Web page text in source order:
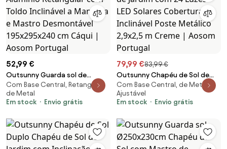
52,99 €
Outsunny Guarda sol de
Alumínio Retangular com Toldo
Inclinável a Manivela e Mastro
Desmontável 195x295x240 cm
Com Base Central, Retangular,
de Metal
Em stock
Envio grátis
79,99 €83,99 €
Outsunny Chapéu de Sol de
Jardim com 24 Luzes LED
Solares Cobertura Inclinável
Poste Metálico 2,9x2,5 m
Com Base Central, de Metal,
Ajustável
Em stock
Envio grátis